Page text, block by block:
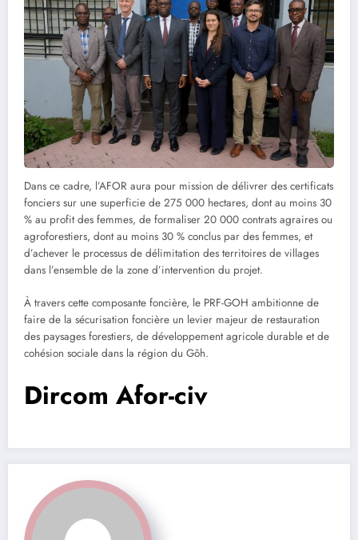
Dans ce cadre, l’AFOR aura pour mission de délivrer des certificats
fonciers sur une superficie de 275 000 hectares, dont au moins 30
% au profit des femmes, de formaliser 20 000 contrats agraires ou
agroforestiers, dont au moins 30 % conclus par des femmes, et
d’achever le processus de délimitation des territoires de villages
dans l’ensemble de la zone d’intervention du projet.
À travers cette composante foncière, le PRF-GOH ambitionne de
faire de la sécurisation foncière un levier majeur de restauration
des paysages forestiers, de développement agricole durable et de
cohésion sociale dans la région du Gôh.
Dircom Afor-civ